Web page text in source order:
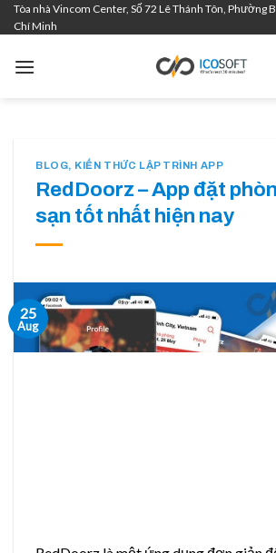
Skip
to
content
Tòa nhà Vincom Center, Số 72 Lê Thánh Tôn, Phường
Chí Minh
BLOG, KIẾN THỨC LẬP TRÌNH APP
RedDoorz – App đặt
sạn tốt nhất hiện nay
25
Aug